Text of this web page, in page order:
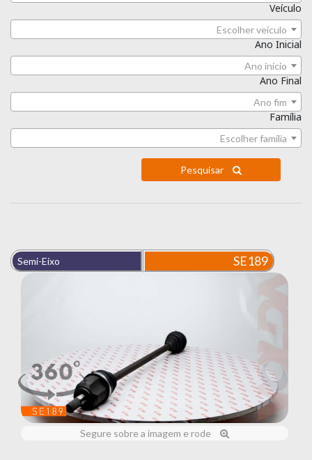
Veículo
Escolher veículo
Ano Inicial
Ano início
Ano Final
Ano fim
Família
Escolher família
Pesquisar
Semi-Eixo SE189
Segure sobre a imagem e rode